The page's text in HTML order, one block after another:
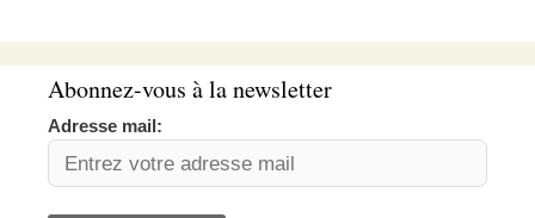
Abonnez-vous à la newsletter
Adresse mail: